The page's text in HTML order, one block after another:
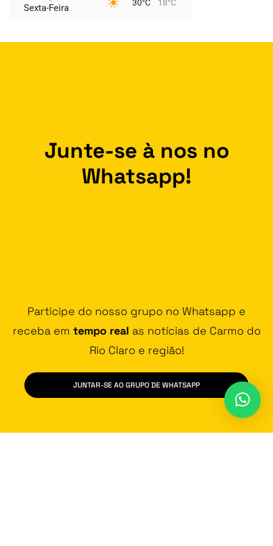
Sexta-Feira 30°C 18°C
Junte-se à nos no
Whatsapp!
Participe do nosso grupo no Whatsapp e
receba em tempo real as notícias de Carmo do
Rio Claro e região!
JUNTAR-SE AO GRUPO DE WHATSAPP